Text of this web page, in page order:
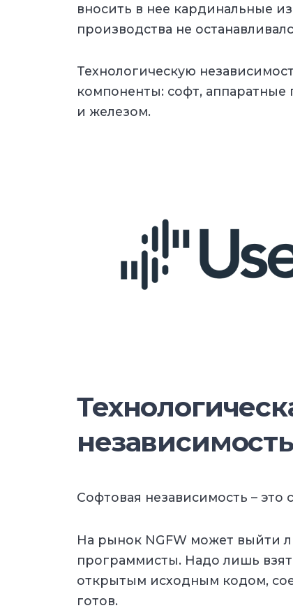
вносить в нее кардинальные
производства не
Технологическую
компоненты: софт,
и железом.
Софтовая независимость – это
На рынок NGFW может выйти
программисты. Надо лишь
открытым исходным кодом,
готов.